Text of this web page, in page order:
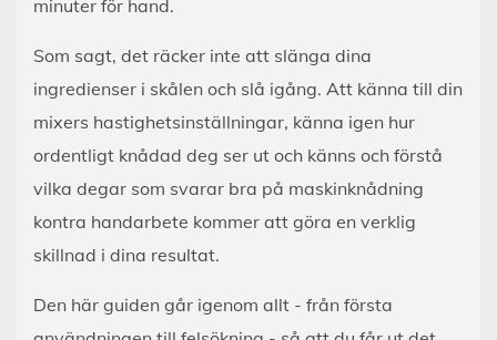
minuter för hand.
Som sagt, det räcker inte att slänga dina
ingredienser i skålen och slå igång. Att känna till din
mixers hastighetsinställningar, känna igen hur
ordentligt knådad deg ser ut och känns och förstå
vilka degar som svarar bra på maskinknådning
kontra handarbete kommer att göra en verklig
skillnad i dina resultat.
Den här guiden går igenom allt - från första